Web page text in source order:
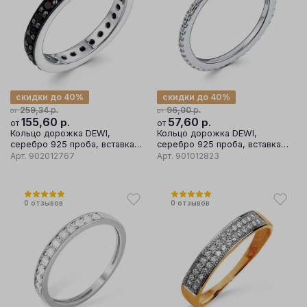
от 259,34р.
скидки до 40%
от 155,60 р.
Кольцо дорожка DEWI,
серебро 925 проба, вставка
фианит
Арт. 902012767
от 96,00р.
скидки до 40%
от 57,60 р.
Кольцо дорожка DEWI,
серебро 925 проба, вставка
фианиты
Арт. 901012823
0 отзывов 0 отзывов